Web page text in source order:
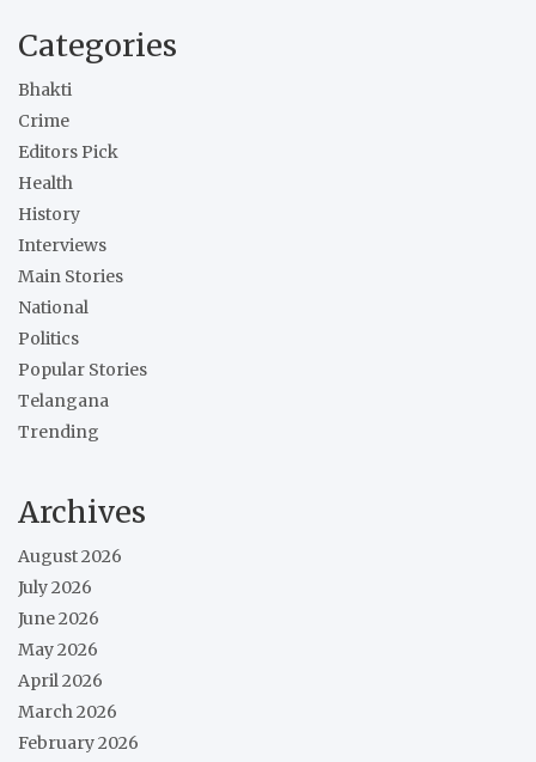
Categories
Bhakti
Crime
Editors Pick
Health
History
Interviews
Main Stories
National
Politics
Popular Stories
Telangana
Trending
Archives
August 2026
July 2026
June 2026
May 2026
April 2026
March 2026
February 2026